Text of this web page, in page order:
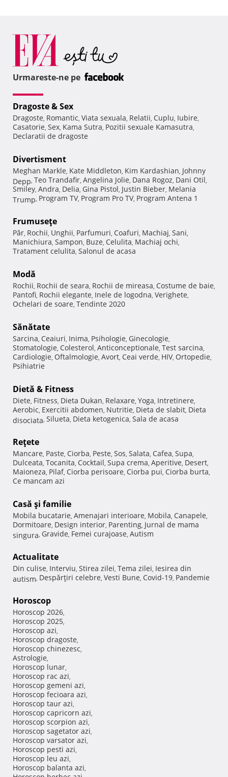
Urmareste-ne pe
Dragoste & Sex
Dragoste, Romantic, Viata sexuala, Relatii, Cuplu, Iubire,
Casatorie, Sex, Kama Sutra, Pozitii sexuale Kamasutra,
Declaratii de dragoste
Divertisment
Meghan Markle, Kate Middleton, Kim Kardashian, Johnny
Depp, Teo Trandafir, Angelina Jolie, Dana Rogoz, Dani Otil,
Smiley, Andra, Delia, Gina Pistol, Justin Bieber, Melania
Trump, Program TV, Program Pro TV, Program Antena 1
Frumuseţe
Păr, Rochii, Unghii, Parfumuri, Coafuri, Machiaj, Sani,
Manichiura, Sampon, Buze, Celulita, Machiaj ochi,
Tratament celulita, Salonul de acasa
Modă
Rochii, Rochii de seara, Rochii de mireasa, Costume de baie,
Pantofi, Rochii elegante, Inele de logodna, Verighete,
Ochelari de soare, Tendinte 2020
Sănătate
Sarcina, Ceaiuri, Inima, Psihologie, Ginecologie,
Stomatologie, Colesterol, Anticonceptionale, Test sarcina,
Cardiologie, Oftalmologie, Avort, Ceai verde, HIV, Ortopedie,
Psihiatrie
Dietă & Fitness
Diete, Fitness, Dieta Dukan, Relaxare, Yoga, Intretinere,
Aerobic, Exercitii abdomen, Nutritie, Dieta de slabit, Dieta
disociata, Silueta, Dieta ketogenica, Sala de acasa
Reţete
Mancare, Paste, Ciorba, Peste, Sos, Salata, Cafea, Supa,
Dulceata, Tocanita, Cocktail, Supa crema, Aperitive, Desert,
Maioneza, Pilaf, Ciorba perisoare, Ciorba pui, Ciorba burta,
Ce mancam azi
Casă şi familie
Mobila bucatarie, Amenajari interioare, Mobila, Canapele,
Dormitoare, Design interior, Parenting, Jurnal de mama
singura, Gravide, Femei curajoase, Autism
Actualitate
Din culise, Interviu, Stirea zilei, Tema zilei, Iesirea din
autism, Despărţiri celebre, Vesti Bune, Covid-19, Pandemie
Horoscop
Horoscop 2026,
Horoscop 2025,
Horoscop azi,
Horoscop dragoste,
Horoscop chinezesc,
Astrologie,
Horoscop lunar,
Horoscop rac azi,
Horoscop gemeni azi,
Horoscop fecioara azi,
Horoscop taur azi,
Horoscop capricorn azi,
Horoscop scorpion azi,
Horoscop sagetator azi,
Horoscop varsator azi,
Horoscop pesti azi,
Horoscop leu azi,
Horoscop balanta azi,